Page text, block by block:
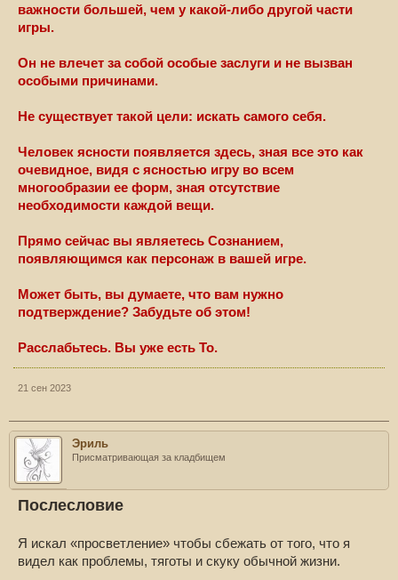
важности большей, чем у какой-либо другой части
игры.
Он не влечет за собой особые заслуги и не вызван
особыми причинами.
Не существует такой цели: искать самого себя.
Человек ясности появляется здесь, зная все это как
очевидное, видя с ясностью игру во всем
многообразии ее форм, зная отсутствие
необходимости каждой вещи.
Прямо сейчас вы являетесь Сознанием,
появляющимся как персонаж в вашей игре.
Может быть, вы думаете, что вам нужно
подтверждение? Забудьте об этом!
Расслабьтесь. Вы уже есть То.
21 сен 2023
Эриль
Присматривающая за кладбищем
Послесловие
Я искал «просветление» чтобы сбежать от того, что я
видел как проблемы, тяготы и скуку обычной жизни.